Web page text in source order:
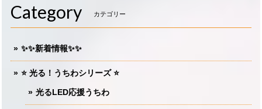
Category カテゴリー
✨✨新着情報✨✨
⭐️ 光る！うちわシリーズ ⭐️
光るLED応援うちわ